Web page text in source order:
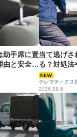
助手席に置
由と安全な
当て逃げさ
る？対処法
止策などを
テレマティクス
2026.08.6